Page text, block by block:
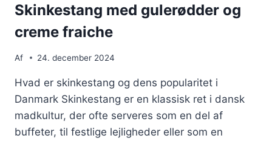
Skinkestang med gulerødder og
creme fraiche
Af 24. december 2024
Hvad er skinkestang og dens popularitet i
Danmark Skinkestang er en klassisk ret i dansk
madkultur, der ofte serveres som en del af
buffeter, til festlige lejligheder eller som en